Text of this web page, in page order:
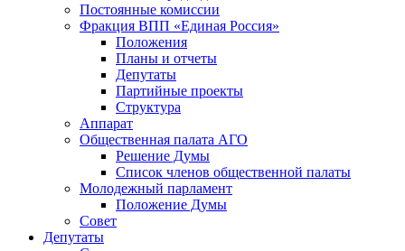
Постоянные комиссии
Фракция ВПП «Единая Россия»
Положения
Планы и отчеты
Депутаты
Партийные проекты
Структура
Аппарат
Общественная палата АГО
Решение Думы
Список членов общественной палаты
Молодежный парламент
Положение Думы
Совет
Депутаты